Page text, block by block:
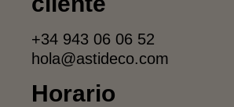
+34 943 06 06 52
hola@astideco.com
Horario